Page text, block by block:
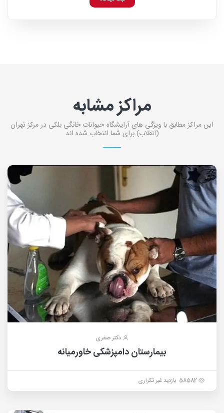
مراکز مشابه
این مراکز مطابق با ویژگی های آرایشگاه حیوانات خانگی بلکی در مرکز تهران
(انقلاب) برای شما انتخاب شده اند
دکتر صفری
بیمارستان دامپزشکی خاورمیانه
58582 بازدید غیر تکراری